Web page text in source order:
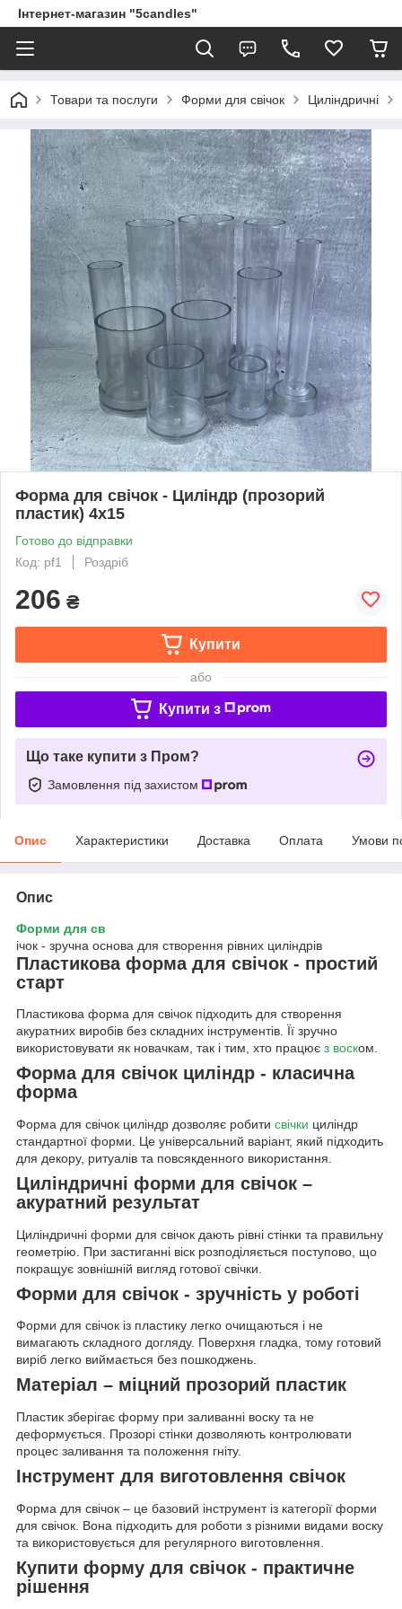
Інтернет-магазин "5candles"
Товари та послуги Форми для свічок Циліндричні
Форма для свічок - Циліндр (прозорий
пластик) 4х15
Готово до відправки
Код: pf1
Роздріб
206 ₴
Купити
або
Купити з
Що таке купити з Пром?
Замовлення під захистом
Опис Характеристики Доставка Оплата Умови
Опис
Форми для св
ічок - зручна основа для створення рівних циліндрів
Пластикова форма для свічок - простий
старт
Пластикова форма для свічок підходить для створення
акуратних виробів без складних інструментів. Її зручно
використовувати як новачкам, так і тим, хто працює з воском.
Форма для свічок циліндр - класична
форма
Форма для свічок циліндр дозволяє робити свічки циліндр
стандартної форми. Це універсальний варіант, який підходить
для декору, ритуалів та повсякденного використання.
Циліндричні форми для свічок –
акуратний результат
Циліндричні форми для свічок дають рівні стінки та правильну
геометрію. При застиганні віск розподіляється поступово, що
покращує зовнішній вигляд готової свічки.
Форми для свічок - зручність у роботі
Форми для свічок із пластику легко очищаються і не
вимагають складного догляду. Поверхня гладка, тому готовий
виріб легко виймається без пошкоджень.
Матеріал – міцний прозорий пластик
Пластик зберігає форму при заливанні воску та не
деформується. Прозорі стінки дозволяють контролювати
процес заливання та положення гніту.
Інструмент для виготовлення свічок
Форма для свічок – це базовий інструмент із категорії форми
для свічок. Вона підходить для роботи з різними видами воску
та використовується для регулярного виготовлення.
Купити форму для свічок - практичне
рішення